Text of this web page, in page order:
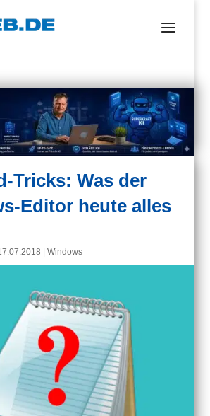
Tricks: Was der
Editor heute alles
|Windows